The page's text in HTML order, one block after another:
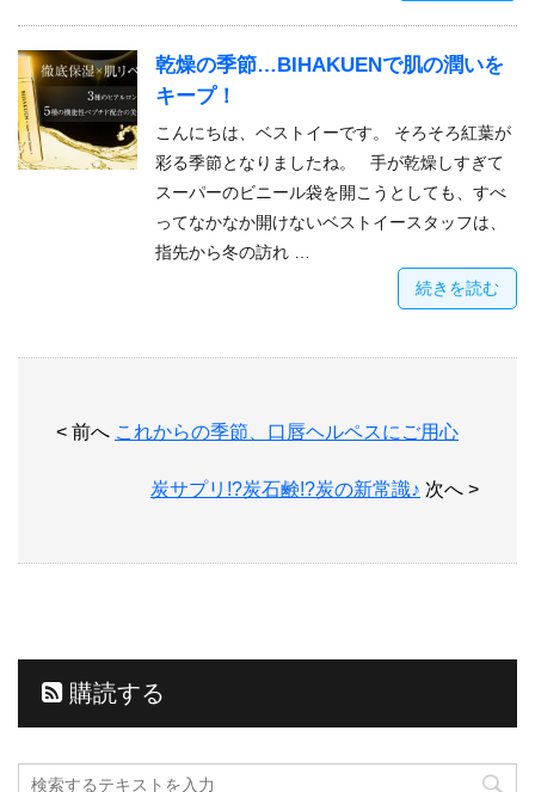
乾燥の季節…BIHAKUENで肌の潤いを
キープ！
こんにちは、ベストイーです。 そろそろ紅葉が
彩る季節となりましたね。 手が乾燥しすぎて
スーパーのビニール袋を開こうとしても、すべ
ってなかなか開けないベストイースタッフは、
指先から冬の訪れ …
続きを読む
< 前へ これからの季節、口唇ヘルペスにご用心
炭サプリ!?炭石鹸!?炭の新常識♪ 次へ >
購読する